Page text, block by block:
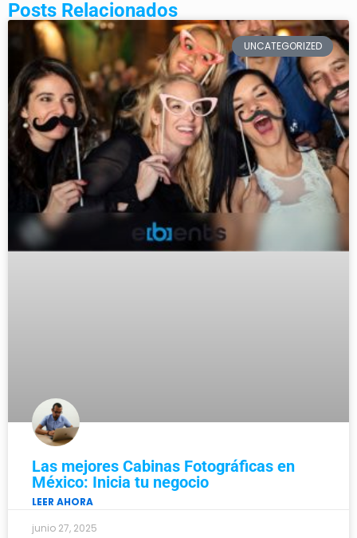
Posts Relacionados
UNCATEGORIZED
Las mejores Cabinas Fotográficas en
México: Inicia tu negocio
LEER AHORA
junio 27, 2025